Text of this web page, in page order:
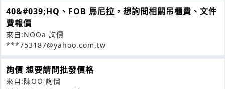
40&#039;HQ、FOB 馬尼拉，想詢問相關吊櫃費、文件
費報價
來自:NOOa 詢價
***753187@yahoo.com.tw
詢價 想要請問批發價格
來自:陳OO 詢價